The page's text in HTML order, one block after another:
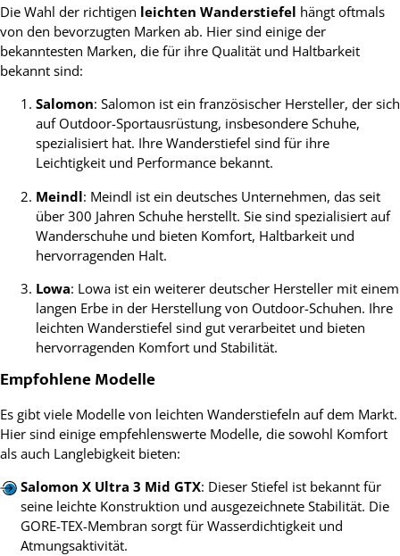
Die Wahl der richtigen leichten Wanderstiefel hängt oftmals
von den bevorzugten Marken ab. Hier sind einige der
bekanntesten Marken, die für ihre Qualität und Haltbarkeit
bekannt sind:
Salomon: Salomon ist ein französischer Hersteller, der sich
auf Outdoor-Sportausrüstung, insbesondere Schuhe,
spezialisiert hat. Ihre Wanderstiefel sind für ihre
Leichtigkeit und Performance bekannt.
Meindl: Meindl ist ein deutsches Unternehmen, das seit
über 300 Jahren Schuhe herstellt. Sie sind spezialisiert auf
Wanderschuhe und bieten Komfort, Haltbarkeit und
hervorragenden Halt.
Lowa: Lowa ist ein weiterer deutscher Hersteller mit einem
langen Erbe in der Herstellung von Outdoor-Schuhen. Ihre
leichten Wanderstiefel sind gut verarbeitet und bieten
hervorragenden Komfort und Stabilität.
Empfohlene Modelle
Es gibt viele Modelle von leichten Wanderstiefeln auf dem Markt.
Hier sind einige empfehlenswerte Modelle, die sowohl Komfort
als auch Langlebigkeit bieten:
Salomon X Ultra 3 Mid GTX: Dieser Stiefel ist bekannt für
seine leichte Konstruktion und ausgezeichnete Stabilität. Die
GORE-TEX-Membran sorgt für Wasserdichtigkeit und
Atmungsaktivität.